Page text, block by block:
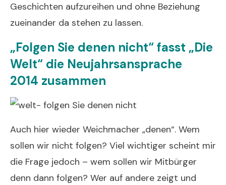
Geschichten aufzureihen und ohne Beziehung
zueinander da stehen zu lassen.
„Folgen Sie denen nicht“ fasst „Die
Welt“ die Neujahrsansprache
2014 zusammen
Auch hier wieder Weichmacher „denen“. Wem
sollen wir nicht folgen? Viel wichtiger scheint mir
die Frage jedoch – wem sollen wir Mitbürger
denn dann folgen? Wer auf andere zeigt und